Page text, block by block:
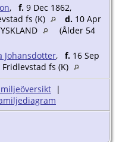
, f. 9 Dec 1862,
fs (K)
d. 10 Apr
(Ålder 54
Johansdotter, f. 16 Sep
fs (K)
|